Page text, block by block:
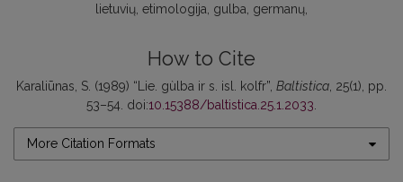
lietuvių etimologija gulba germanų
How to Cite
Karaliūnas, S. (1989) “Lie. gùlba ir s. isl. kolfr”, Baltistica, 25(1), pp.
53–54. doi:10.15388/baltistica.25.1.2033.
More Citation Formats